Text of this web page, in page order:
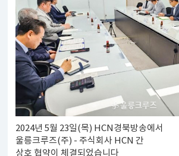
2024년 5월 23일(목) HCN경북방송에서
울릉크루즈(주) - 주식회사 HCN 간
상호 협약이 체결되었습니다